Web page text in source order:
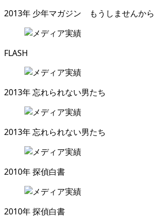
2013年 少年マガジン もうしませんから
FLASH
2013年忘れられない男たち
2013年忘れられない男たち
2010年探偵白書
2010年探偵白書